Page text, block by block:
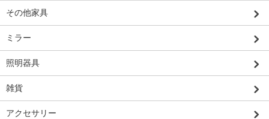
その他家具
ミラー
照明器具
雑貨
アクセサリー